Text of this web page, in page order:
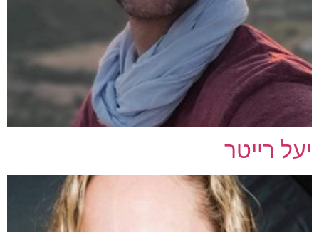
יעל רייטר